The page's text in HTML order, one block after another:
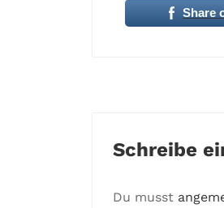
Share
Schreibe
Du musst